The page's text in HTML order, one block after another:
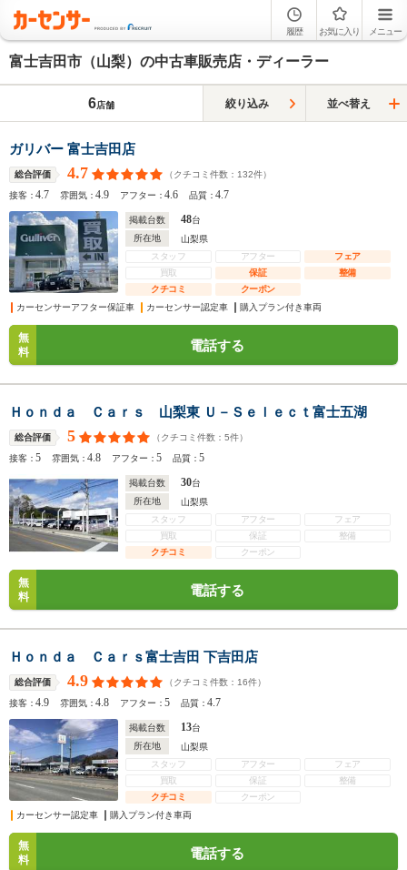
履歴 お気に入り メニュー
富士吉田市（山梨）の中古車販売店・ディーラー
6店舗 絞り込み 並べ替え
ガリバー 富士吉田店
総合評価 4.7 （クチコミ件数： 132件）
接客：4.7 雰囲気：4.9 アフター：4.6 品質：4.7
掲載台数 48台
所在地
山梨県
スタッフ
アフター
フェア
買取
保証
整備
クチコミ
クーポン
カーセンサーアフター保証車
カーセンサー認定車 購入プラン付き車両
無
料
電話する
Ｈｏｎｄａ Ｃａｒｓ 山梨東 Ｕ－Ｓｅｌｅｃｔ富士五湖
総合評価 5 （クチコミ件数： 5件）
接客：5 雰囲気：4.8 アフター：5 品質：5
掲載台数 30台
所在地
山梨県
スタッフ
アフター
フェア
買取
保証
整備
クチコミ
クーポン
無
料
電話する
Ｈｏｎｄａ Ｃａｒｓ富士吉田 下吉田店
総合評価 4.9 （クチコミ件数： 16件）
接客：4.9 雰囲気：4.8 アフター：5 品質：4.7
掲載台数 13台
所在地
山梨県
スタッフ
アフター
フェア
買取
保証
整備
クチコミ
クーポン
カーセンサー認定車
購入プラン付き車両
無
料
電話する